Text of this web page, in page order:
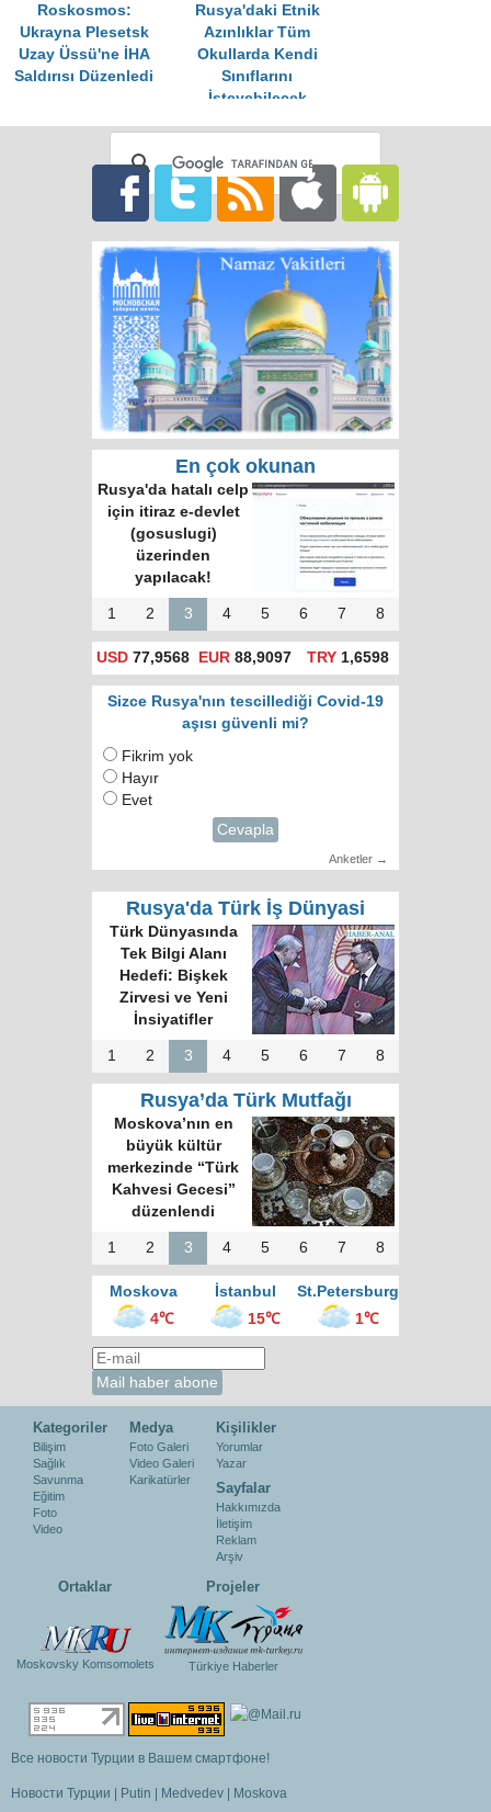
Roskosmos:
Ukrayna Plesetsk
Uzay Üssü'ne İHA
Saldırısı Düzenledi
Rusya'daki Etnik
Azınlıklar Tüm
Okullarda Kendi
Sınıflarını
İsteyebilecek
En çok okunan
Rusya'da hatalı celp
için itiraz e-devlet
(gosuslugi)
üzerinden
yapılacak!
1 2 3 4 5 6 7 8
USD 77,9568 EUR 88,9097 TRY1,6598
Sizce Rusya'nın tescillediği Covid-19
aşısı güvenli mi?
Fikrim yok
Hayır
Evet
Cevapla
Anketler →
Rusya'da Türk İş Dünyasi
Türk Dünyasında
Tek Bilgi Alanı
Hedefi: Bişkek
Zirvesi ve Yeni
İnsiyatifler
1 2 3 4 5 6 7 8
Rusya’da Türk Mutfağı
Moskova’nın en
büyük kültür
merkezinde “Türk
Kahvesi Gecesi”
düzenlendi
1 2 3 4 5 6 7 8
Moskova İstanbul
St.Petersburg
4℃
15℃ 1℃
Kategoriler
Bilişim
Sağlık
Savunma
Eğitim
Foto
Video
Medya
Foto Galeri
Video Galeri
Karikatürler
Kişilikler
Yorumlar
Yazar
Sayfalar
Hakkımızda
İletişim
Reklam
Arşiv
Ortaklar
Moskovsky Komsomolets
Projeler
Türkiye Haberler
Все новости Турции в Вашем смартфоне!
Новости Турции Putin Medvedev Moskova